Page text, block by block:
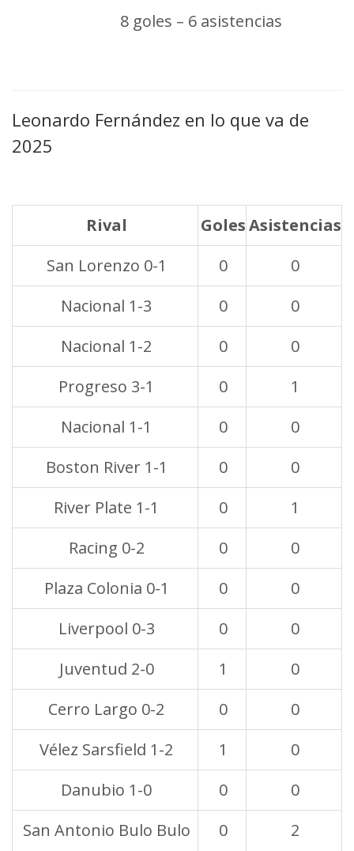
8 goles – 6 asistencias
Leonardo Fernández en lo que va de
2025
Rival GolesAsistencias
San Lorenzo 0-1
0
0
Nacional 1-3
0
0
Nacional 1-2
0
0
Progreso 3-1
0
1
Nacional 1-1
0
0
Boston River 1-1
0
0
River Plate 1-1
0
1
Racing 0-2
0
0
Plaza Colonia 0-1
0
0
Liverpool 0-3
0
0
Juventud 2-0
1
0
Cerro Largo 0-2
0
0
Vélez Sarsfield 1-2
1
0
Danubio 1-0
0
0
San Antonio Bulo Bulo
0 2